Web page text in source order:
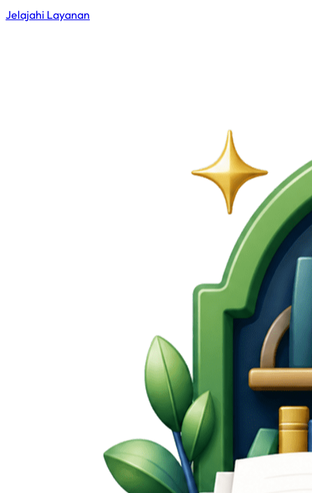
Jelajahi Layanan